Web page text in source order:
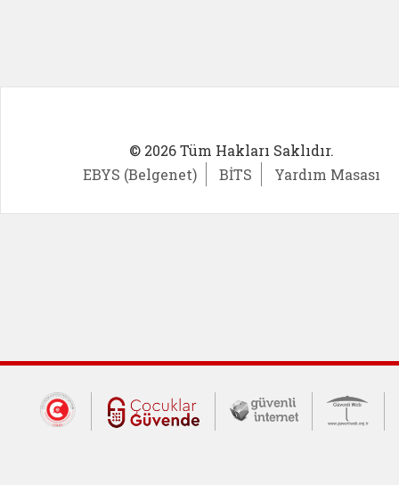
© 2026 Tüm Hakları Saklıdır.
EBYS (Belgenet)
BİTS Yardım Masası
Dış Bağlantılar
Cumhurbaşkanlığı İletişim Merkezi
Çocuklar Güvende (yeni
Güvenli